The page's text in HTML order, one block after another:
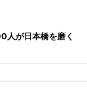
が日本橋を磨く